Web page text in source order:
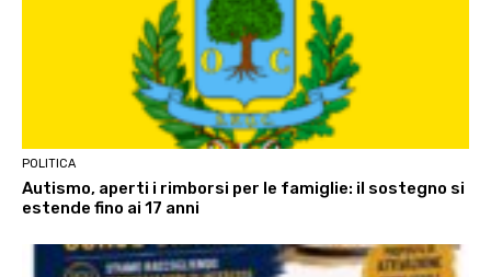
POLITICA
Autismo, aperti i rimborsi per le famiglie: il sostegno si
estende fino ai 17 anni